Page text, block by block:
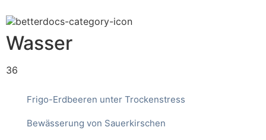
Wasser
36
Frigo-Erdbeeren unter Trockenstress
Bewässerung von Sauerkirschen